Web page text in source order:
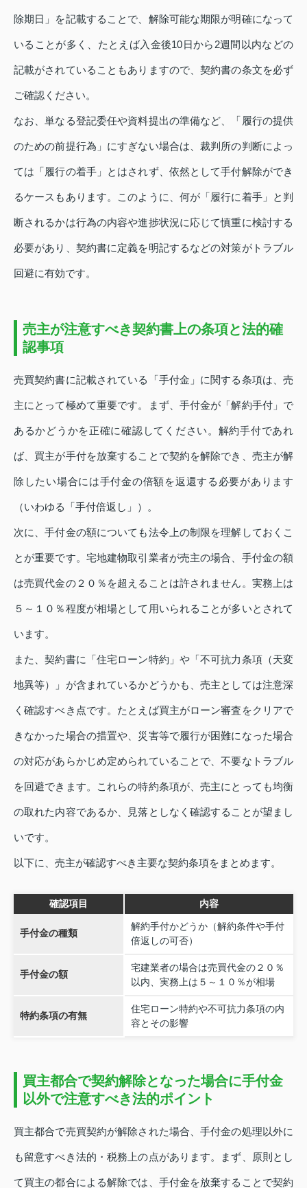
除期日」を記載することで、解除可能な期限が明確になって
いることが多く、たとえば入金後10日から2週間以内などの
記載がされていることもありますので、契約書の条文を必ず
ご確認ください。
なお、単なる登記委任や資料提出の準備など、「履行の提供
のための前提行為」にすぎない場合は、裁判所の判断によっ
ては「履行の着手」とはされず、依然として手付解除ができ
るケースもあります。このように、何が「履行に着手」と判
断されるかは行為の内容や進捗状況に応じて慎重に検討する
必要があり、契約書に定義を明記するなどの対策がトラブル
回避に有効です。
売主が注意すべき契約書上の条項と法的確
認事項
売買契約書に記載されている「手付金」に関する条項は、売
主にとって極めて重要です。まず、手付金が「解約手付」で
あるかどうかを正確に確認してください。解約手付であれ
ば、買主が手付を放棄することで契約を解除でき、売主が解
除したい場合には手付金の倍額を返還する必要があります
（いわゆる「手付倍返し」）。
次に、手付金の額についても法令上の制限を理解しておくこ
とが重要です。宅地建物取引業者が売主の場合、手付金の額
は売買代金の２０％を超えることは許されません。実務上は
５～１０％程度が相場として用いられることが多いとされて
います。
また、契約書に「住宅ローン特約」や「不可抗力条項（天変
地異等）」が含まれているかどうかも、売主としては注意深
く確認すべき点です。たとえば買主がローン審査をクリアで
きなかった場合の措置や、災害等で履行が困難になった場合
の対応があらかじめ定められていることで、不要なトラブル
を回避できます。これらの特約条項が、売主にとっても均衡
の取れた内容であるか、見落としなく確認することが望まし
いです。
以下に、売主が確認すべき主要な契約条項をまとめます。
確認項目 内容
手付金の種類
解約手付かどうか（解約条件や手付
倍返しの可否）
手付金の額
宅建業者の場合は売買代金の２０％
以内、実務上は５～１０％が相場
特約条項の有無
住宅ローン特約や不可抗力条項の内
容とその影響
買主都合で契約解除となった場合に手付金
以外で注意すべき法的ポイント
買主都合で売買契約が解除された場合、手付金の処理以外に
も留意すべき法的・税務上の点があります。まず、原則とし
て買主の都合による解除では、手付金を放棄することで契約